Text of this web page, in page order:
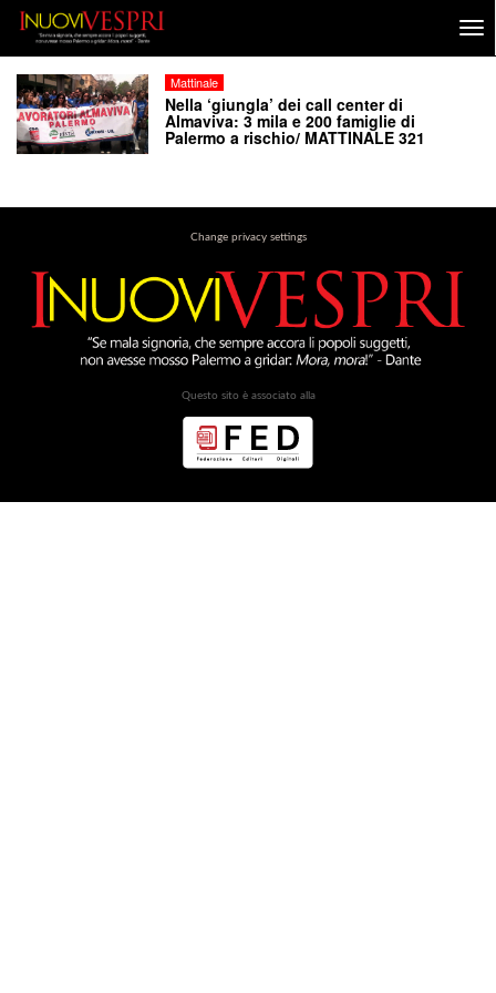
Mattinale
Nella ‘giungla’ dei call center di
Almaviva: 3 mila e 200 famiglie di
Palermo a rischio/ MATTINALE 321
Change privacy settings
Questo sito è associato alla